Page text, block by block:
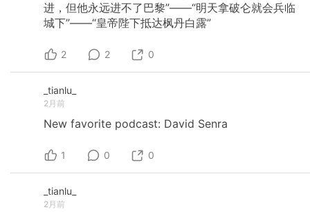
进，但他永远进不了巴黎”——“明天拿破仑就会兵临
城下”——“皇帝陛下抵达枫丹白露”
2 2 0
_tianlu_
2月前
New favorite podcast: David Senra
1 0 0
_tianlu_
2月前